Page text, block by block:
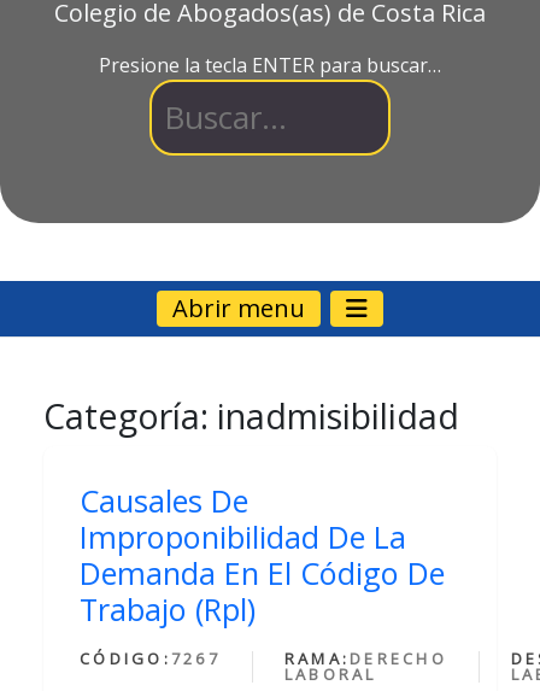
Colegio de Abogados(as) de Costa Rica
Presione la tecla ENTER para buscar…
Abrir menu
Categoría: inadmisibilidad
Causales De
Improponibilidad De La
Demanda En El Código De
Trabajo (Rpl)
CÓDIGO: 7267 RAMA: DERECHO
LABORAL